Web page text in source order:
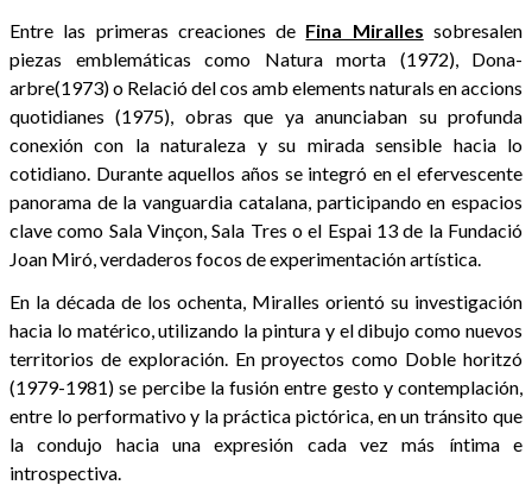
Entre las primeras creaciones de Fina Miralles sobresalen
piezas emblemáticas como Natura morta (1972), Dona-
arbre(1973) o Relació del cos amb elements naturals en accions
quotidianes (1975), obras que ya anunciaban su profunda
conexión con la naturaleza y su mirada sensible hacia lo
cotidiano. Durante aquellos años se integró en el efervescente
panorama de la vanguardia catalana, participando en espacios
clave como Sala Vinçon, Sala Tres o el Espai 13 de la Fundació
Joan Miró, verdaderos focos de experimentación artística.
En la década de los ochenta, Miralles orientó su investigación
hacia lo matérico, utilizando la pintura y el dibujo como nuevos
territorios de exploración. En proyectos como Doble horitzó
(1979-1981) se percibe la fusión entre gesto y contemplación,
entre lo performativo y la práctica pictórica, en un tránsito que
la condujo hacia una expresión cada vez más íntima e
introspectiva.